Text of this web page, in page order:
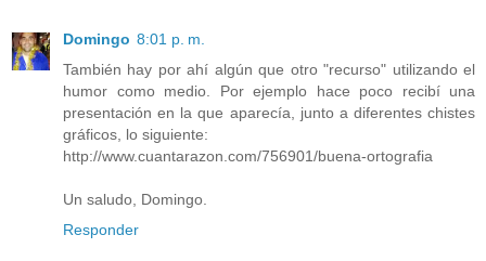
Domingo 8:01 p. m.
También hay por ahí algún que otro "recurso" utilizando el
humor como medio. Por ejemplo hace poco recibí una
presentación en la que aparecía, junto a diferentes chistes
gráficos, lo siguiente:
http://www.cuantarazon.com/756901/buena-ortografia
Un saludo, Domingo.
Responder